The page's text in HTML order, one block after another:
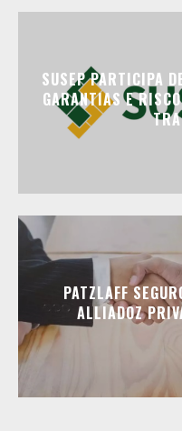
SUSEP PARTICIPA
GARANTIAS E
PATZLAFF
ALLIADOZ